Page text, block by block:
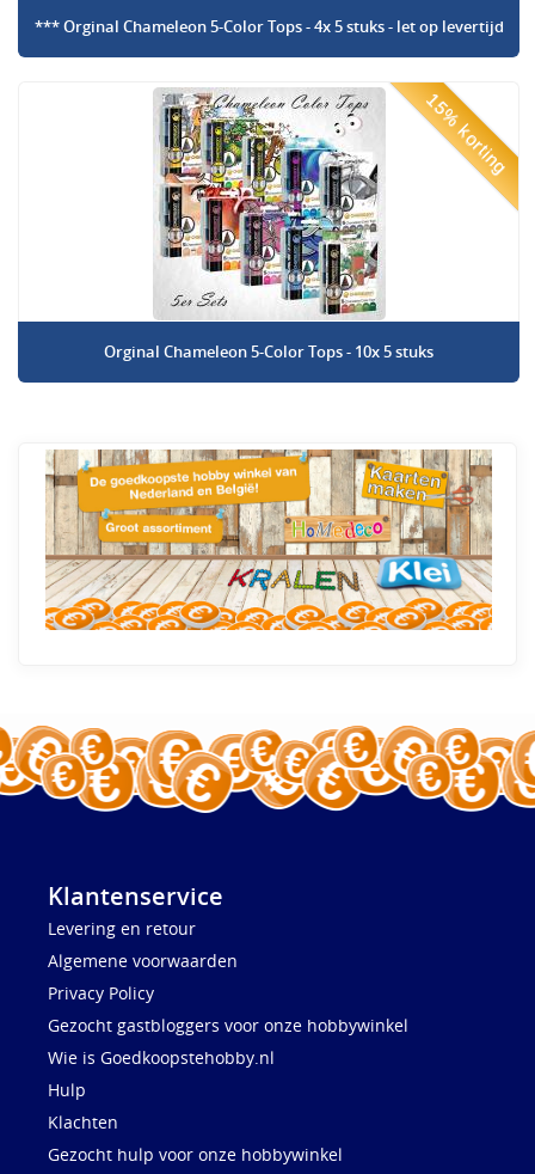
*** Orginal Chameleon 5-Color Tops - 4x 5 stuks - let op levertijd
15% korting
Orginal Chameleon 5-Color Tops - 10x 5 stuks
Klantenservice
Levering en retour
Algemene voorwaarden
Privacy Policy
Gezocht gastbloggers voor onze hobbywinkel
Wie is Goedkoopstehobby.nl
Hulp
Klachten
Gezocht hulp voor onze hobbywinkel